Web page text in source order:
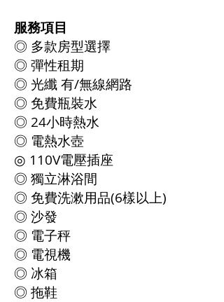
服務項目
◎ 多款房型選擇
◎ 彈性租期
◎ 光纖 有/無線網路
◎ 免費瓶裝水
◎ 24小時熱水
◎ 電熱水壺
◎ 110V電壓插座
◎ 獨立淋浴間
◎ 免費洗漱用品(6樣以上)
◎ 沙發
◎ 電子秤
◎ 電視機
◎ 冰箱
◎ 拖鞋